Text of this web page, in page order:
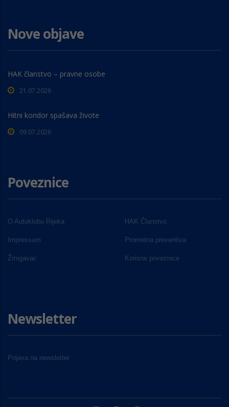
Nove objave
HAK članstvo – pravne osobe
21.07.2026
Hitni koridor spašava živote
09.07.2026
Poveznice
O Autoklubu Rijeka HAK Članstvo
Impressum Prometna preventiva
Žmigavac Korisne poveznice
Newsletter
Prijava na newsletter